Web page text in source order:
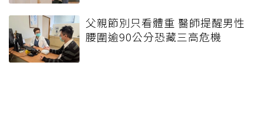
父親節別只看體重 醫師提醒男性
腰圍逾90公分恐藏三高危機